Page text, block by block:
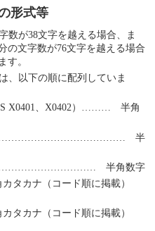
形式等
数が38文字を越える場合、ま
の文字数が76文字を越える場合
す。
、以下の順に配列していま
X0401、X0402）……… 半角
）……………………………………… 半
半角数字
カナ（コード順に掲載）
カナ（コード順に掲載）